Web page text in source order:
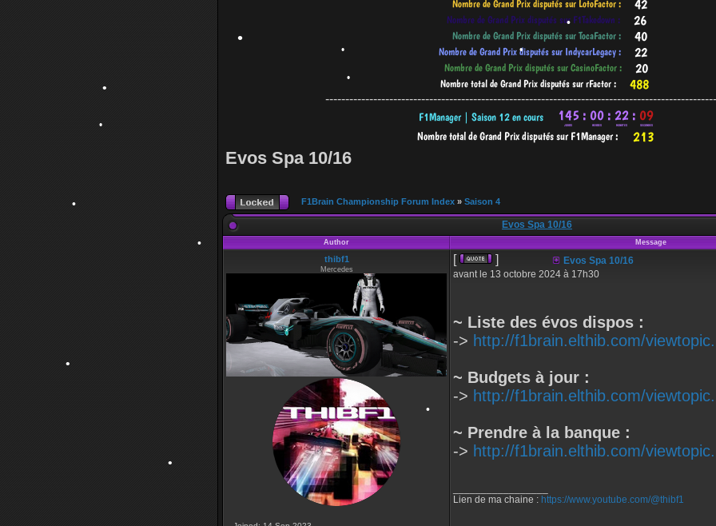
Evos Spa 10/16
F1Brain Championship Forum Index » Saison 4
Evos Spa 10/16
Author Message
thibf1
Mercedes
[ ]
Evos Spa 10/16
avant le 13 octobre 2024 à 17h30
~ Liste des évos dispos :
-> http://f1brain.elthib.com/
~ Budgets à jour :
-> http://f1brain.elthib.com/
~ Prendre à la banque :
-> http://f1brain.elthib.com/
Lien de ma chaine : https://www.youtube.com/@thibf1
•
•
•
•
•
•